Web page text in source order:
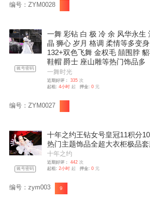
编号：ZYM0028
账号密码
一舞 彩钻 白 极 冷 余 风华永生
晶 狮心 岁月 格调 柔情等多变
132+双色飞舞 金权毛 囍围脖
鞋帽 爵士 座山雕等热门饰品多
一舞时光
近期好评：
335 次
起租: 4小时 起 押金: 0 元
编号：ZYM0027
账号密码
十年之约王钻女号皇冠11积分
热门主题饰品全超大衣柜极品
十年之约
近期好评：
442 次
起租: 2小时 起 押金: 0 元
编号：zym003 9